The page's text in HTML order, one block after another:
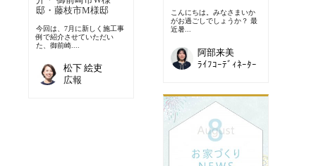
邸・藤枝市M様邸
今回は、7月に新しく施工事
例で紹介させていただい
た、御前崎....
松下 絵吏
広報
こんにちは。みなさまいか
がお過ごしでしょうか？ 最
近暑...
阿部来美
ﾗｲﾌｺｰﾃﾞｨﾈｰﾀｰ